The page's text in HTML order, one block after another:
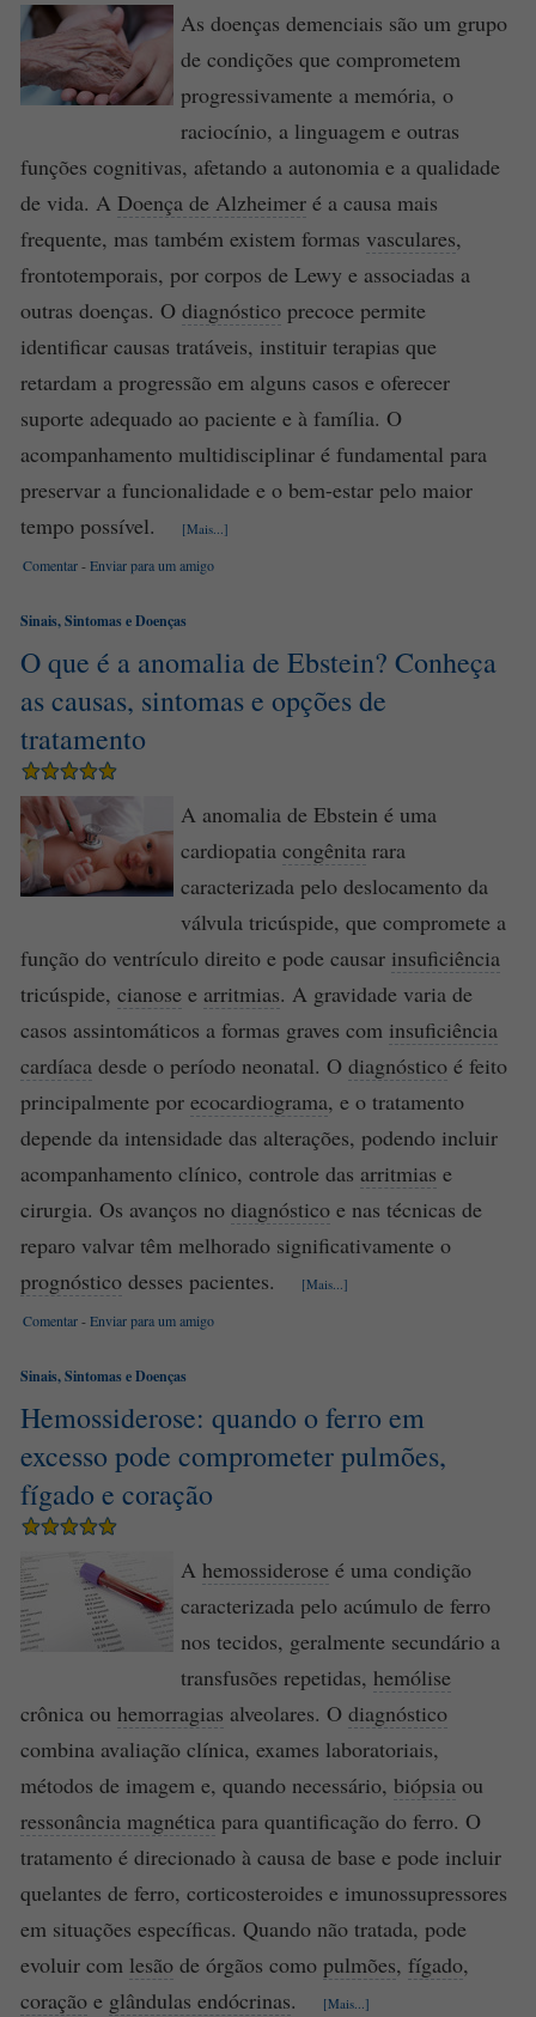
As doenças demenciais são um grupo
de condições que comprometem
progressivamente a memória, o
raciocínio, a linguagem e outras
funções cognitivas, afetando a autonomia e a qualidade
de vida. A Doença de Alzheimer é a causa mais
frequente, mas também existem formas vasculares,
frontotemporais, por corpos de Lewy e associadas a
outras doenças. O diagnóstico precoce permite
identificar causas tratáveis, instituir terapias que
retardam a progressão em alguns casos e oferecer
suporte adequado ao paciente e à família. O
acompanhamento multidisciplinar é fundamental para
preservar a funcionalidade e o bem-estar pelo maior
tempo possível.
[Mais...]
Comentar-Enviar para um amigo
Sinais, Sintomas e Doenças
O que é a anomalia de Ebstein? Conheça
as causas, sintomas e opções de
tratamento
A anomalia de Ebstein é uma
cardiopatia congênita rara
caracterizada pelo deslocamento da
válvula tricúspide, que compromete a
função do ventrículo direito e pode causar insuficiência
tricúspide, cianose e arritmias. A gravidade varia de
casos assintomáticos a formas graves com insuficiência
cardíaca desde o período neonatal. O diagnóstico é feito
principalmente por ecocardiograma, e o tratamento
depende da intensidade das alterações, podendo incluir
acompanhamento clínico, controle das arritmias e
cirurgia. Os avanços no diagnóstico e nas técnicas de
reparo valvar têm melhorado significativamente o
prognóstico desses pacientes. [Mais...]
Comentar-Enviar para um amigo
Sinais, Sintomas e Doenças
Hemossiderose: quando o ferro em
excesso pode comprometer pulmões,
fígado e coração
A hemossiderose é uma condição
caracterizada pelo acúmulo de ferro
nos tecidos, geralmente secundário a
transfusões repetidas, hemólise
crônica ou hemorragias alveolares. O diagnóstico
combina avaliação clínica, exames laboratoriais,
métodos de imagem e, quando necessário, biópsia ou
ressonância magnética para quantificação do ferro. O
tratamento é direcionado à causa de base e pode incluir
quelantes de ferro, corticosteroides e imunossupressores
em situações específicas. Quando não tratada, pode
evoluir com lesão de órgãos como pulmões, fígado,
coração e glândulas endócrinas. [Mais...]